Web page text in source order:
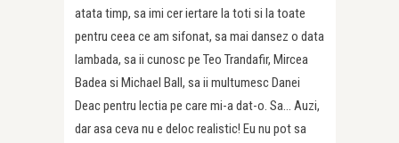
atata timp, sa imi cer iertare la toti si la toate
pentru ceea ce am sifonat, sa mai dansez o data
lambada, sa ii cunosc pe Teo Trandafir, Mircea
Badea si Michael Ball, sa ii multumesc Danei
Deac pentru lectia pe care mi-a dat-o. Sa… Auzi,
dar asa ceva nu e deloc realistic! Eu nu pot sa